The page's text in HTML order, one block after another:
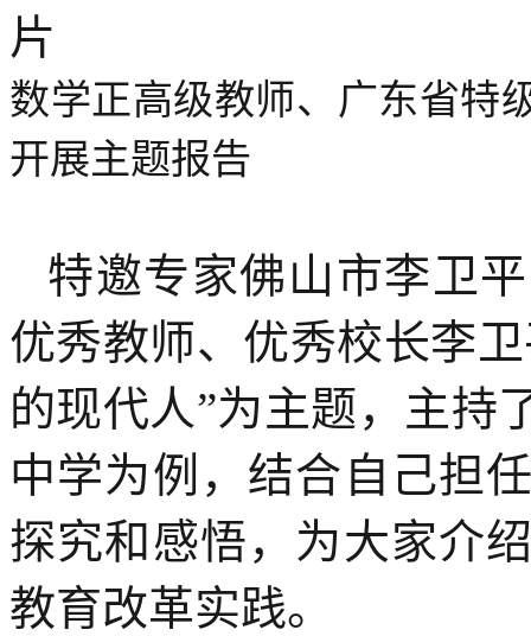
数学正高级教师、广东省特
开展主题报告
特邀专家佛山市李卫
优秀教师、优秀校长李
的现代人”为主题，主持
中学为例，结合自己担
探究和感悟，为大家介
教育改革实践。